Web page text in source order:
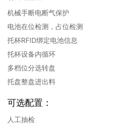
机械手断电断气保护
电池在位检测，占位检测
托杯RFID绑定电池信息
托杯设备内循环
多档位分选转盘
托盘整盘进出料
可选配置：
人工抽检